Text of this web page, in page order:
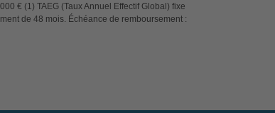
€ (1) TAEG (Taux Annuel Effectif Global) fixe
de 48 mois. Échéance de remboursement :